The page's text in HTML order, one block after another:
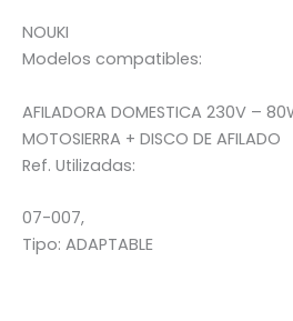
NOUKI
Modelos compatibles:
AFILADORA DOMESTICA 230V –
MOTOSIERRA + DISCO DE AFILADO
Ref. Utilizadas:
07-007,
Tipo: ADAPTABLE